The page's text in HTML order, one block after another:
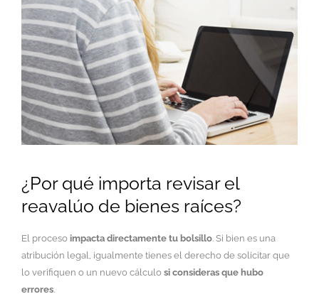
¿Por qué importa revisar el
reavalúo de bienes raíces?
El proceso impacta directamente tu bolsillo . Si bien es una
atribución legal, igualmente tienes el derecho de solicitar que
lo verifiquen o un nuevo cálculo si consideras que hubo
errores